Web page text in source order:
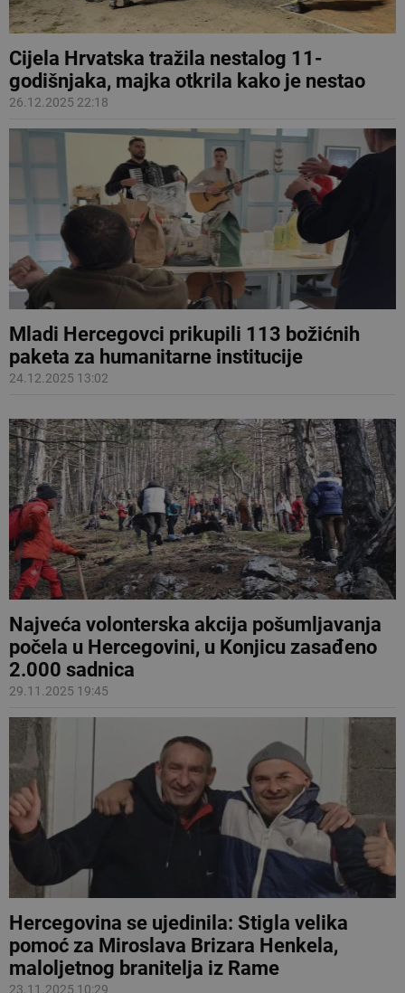
Cijela Hrvatska tražila nestalog 11-
godišnjaka, majka otkrila kako je nestao
26.12.2025 22:18
Mladi Hercegovci prikupili 113 božićnih
paketa za humanitarne institucije
24.12.2025 13:02
Najveća volonterska akcija pošumljavanja
počela u Hercegovini, u Konjicu zasađeno
2.000 sadnica
29.11.2025 19:45
Hercegovina se ujedinila: Stigla velika
pomoć za Miroslava Brizara Henkela,
maloljetnog branitelja iz Rame
23.11.2025 10:29